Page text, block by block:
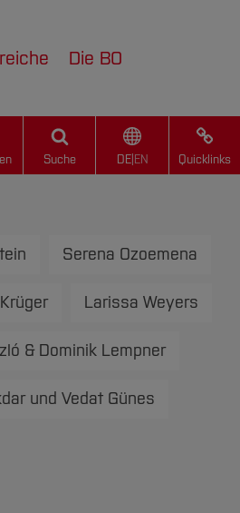
Die BO
Suche DE| EN Quicklinks
Serena Ozoemena
Larissa Weyers
& Dominik Lempner
und Vedat Günes